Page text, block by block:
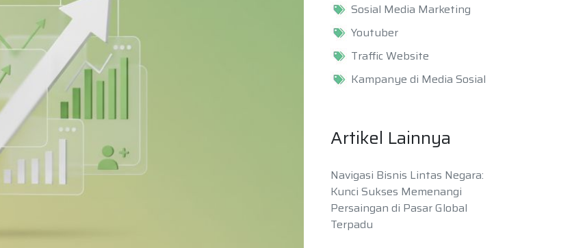
Sosial Media Marketing
Youtuber
Traffic Website
Kampanye di Media Sosial
Artikel Lainnya
Navigasi Bisnis Lintas Negara:
Kunci Sukses Memenangi
Persaingan di Pasar Global
Terpadu